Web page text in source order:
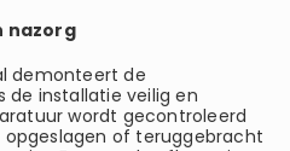
nazorg
demonteert de
de installatie veilig en
wordt gecontroleerd
opgeslagen of teruggebracht